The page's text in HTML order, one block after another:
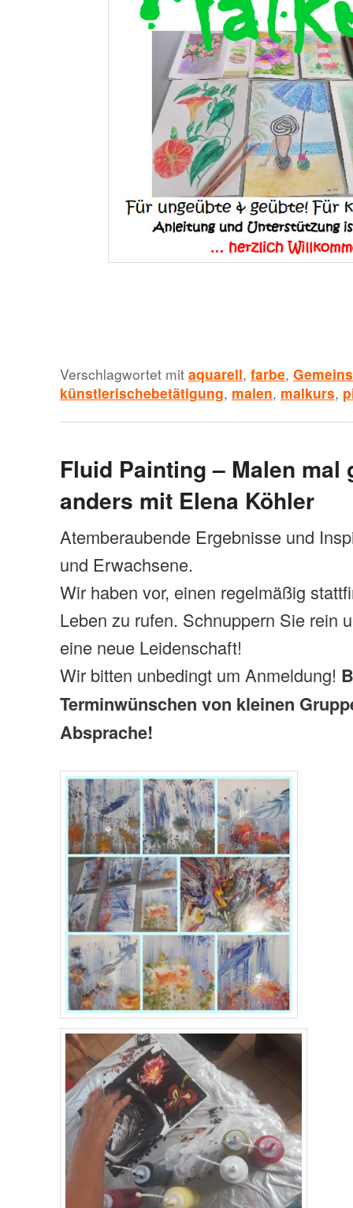
Verschlagwortet mit aquarell, farbe,
künstlerischebetätigung, malen, malkurs,
Fluid Painting – Malen mal
anders mit Elena Köhler
Atemberaubende Ergebnisse und
und Erwachsene.
Wir haben vor, einen regelmäßig
Leben zu rufen. Schnuppern Sie rein
eine neue Leidenschaft!
Wir bitten unbedingt um Anmeldung!
Terminwünschen von kleinen
Absprache!